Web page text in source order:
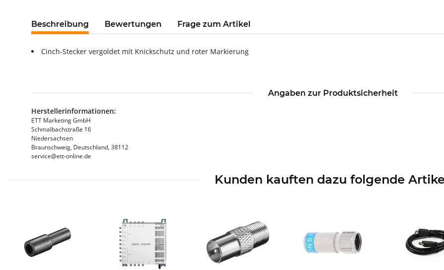
Beschreibung Bewertungen Frage zum Artikel
Cinch-Stecker vergoldet mit Knickschutz und roter Markierung
Angaben zur Produktsicherheit
Herstellerinformationen:
ETT Marketing GmbH
Schmalbachstraße 16
Niedersachsen
Braunschweig, Deutschland, 38112
service@ett-online.de
Kunden kauften dazu folgende